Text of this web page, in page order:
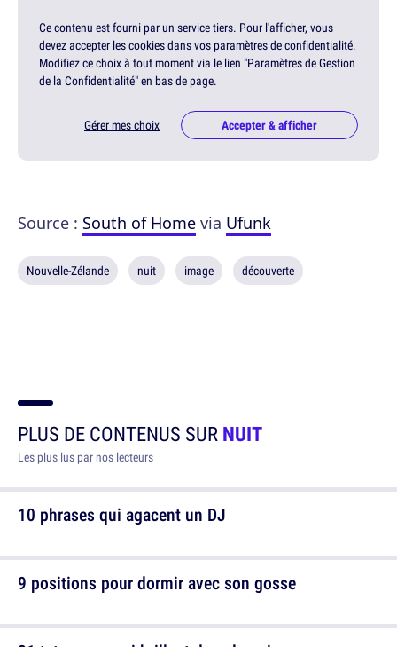
Ce contenu est fourni par un service tiers. Pour l'afficher, vous
devez accepter les cookies dans vos paramètres de confidentialité.
Modifiez ce choix à tout moment via le lien "Paramètres de Gestion
de la Confidentialité" en bas de page.
Gérer mes choix Accepter & afficher
Source : South of Home via Ufunk
Nouvelle-Zélande nuit image découverte
PLUS DE CONTENUS SURNUIT
Les plus lus par nos lecteurs
10 phrases qui agacent un DJ
9 positions pour dormir avec son gosse